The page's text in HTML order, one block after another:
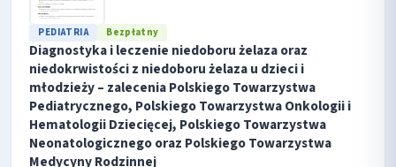
PEDIATRIA Bezpłatny
Diagnostyka i leczenie niedoboru żelaza oraz
niedokrwistości z niedoboru żelaza u dzieci i
młodzieży – zalecenia Polskiego Towarzystwa
Pediatrycznego, Polskiego Towarzystwa Onkologii i
Hematologii Dziecięcej, Polskiego Towarzystwa
Neonatologicznego oraz Polskiego Towarzystwa
Medycyny Rodzinnej